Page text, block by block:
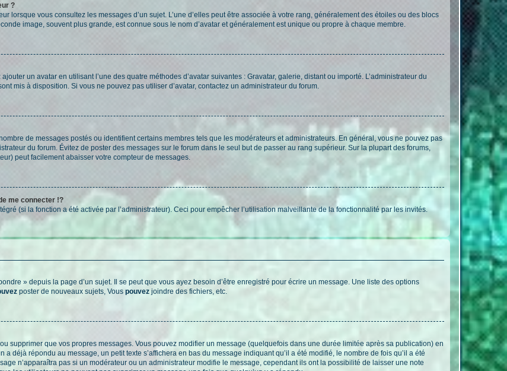
?
lorsque vous consultez les messages d’un sujet. L’une d’elles peut être associée à votre rang, généralement des étoiles ou des blocs
image, souvent plus grande, est connue sous le nom d’avatar et généralement est unique ou propre à chaque membre.
un avatar en utilisant l’une des quatre méthodes d’avatar suivantes : Gravatar, galerie, distant ou importé. L’administrateur du
mis à disposition. Si vous ne pouvez pas utiliser d’avatar, contactez un administrateur du forum.
de messages postés ou identifient certains membres tels que les modérateurs et administrateurs. En général, vous ne pouvez pas
du forum. Évitez de poster des messages sur le forum dans le seul but de passer au rang supérieur. Sur la plupart des forums,
peut facilement abaisser votre compteur de messages.
me connecter !?
(si la fonction a été activée par l’administrateur). Ceci pour empêcher l’utilisation malveillante de la fonctionnalité par les invités.
» depuis la page d’un sujet. Il se peut que vous ayez besoin d’être enregistré pour écrire un message. Une liste des options
poster de nouveaux sujets, Vous pouvez joindre des fichiers, etc.
supprimer que vos propres messages. Vous pouvez modifier un message (quelquefois dans une durée limitée après sa publication) en
a déjà répondu au message, un petit texte s’affichera en bas du message indiquant qu’il a été modifié, le nombre de fois qu’il a été
n’apparaîtra pas si un modérateur ou un administrateur modifie le message, cependant ils ont la possibilité de laisser une note